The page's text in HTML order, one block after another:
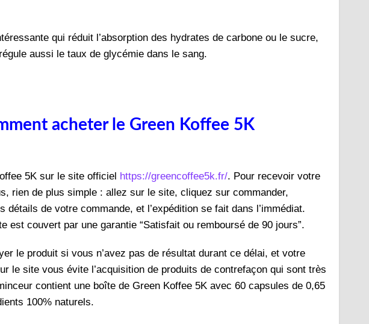
qui réduit l’absorption des hydrates de carbone ou le sucre,
aussi le taux de glycémie dans le sang.
acheter le Green Koffee 5K
5K sur le site officiel https://greencoffee5k.fr/. Pour recevoir votre
rien de plus simple : allez sur le site, cliquez sur commander,
détails de votre commande, et l’expédition se fait dans l’immédiat.
est couvert par une garantie “Satisfait ou remboursé de 90 jours”.
le produit si vous n’avez pas de résultat durant ce délai, et votre
le site vous évite l’acquisition de produits de contrefaçon qui sont très
contient une boîte de Green Koffee 5K avec 60 capsules de 0,65
100% naturels.